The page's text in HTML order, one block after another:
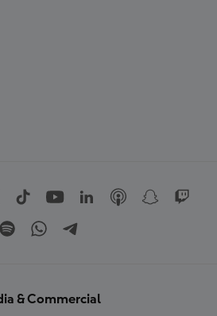
& Commercial